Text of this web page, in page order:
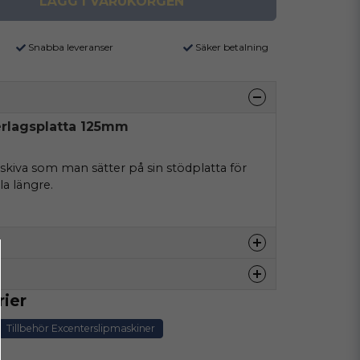
Snabba leveranser Säker betalning
125mm
som man sätter på sin stödplatta för
längre.
produkten...
Tillbehör Excenterslipmaskiner